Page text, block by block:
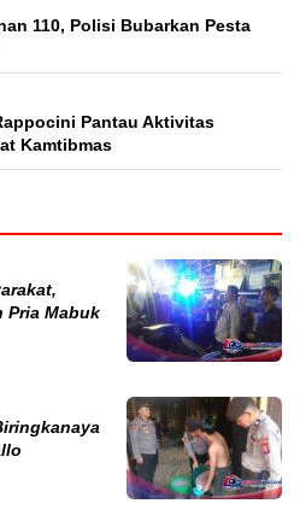
110, Polisi Bubarkan Pesta
Pantau Aktivitas
Kamtibmas
Pria Mabuk